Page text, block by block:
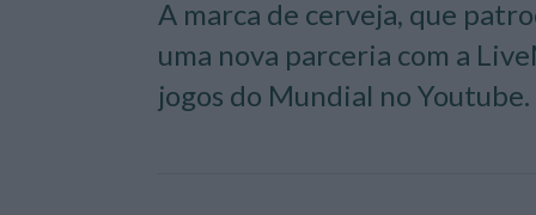
A marca de cerveja, que
uma nova parceria com a
jogos do Mundial no Youtube.